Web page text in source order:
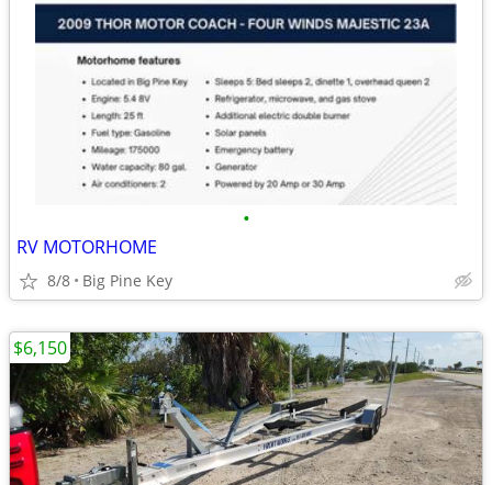
•
RV MOTORHOME
8/8 Big Pine Key
$6,150